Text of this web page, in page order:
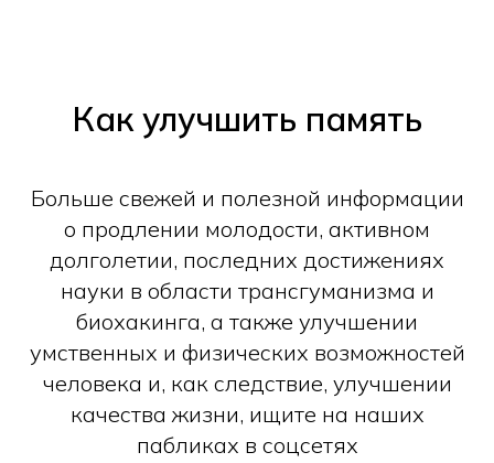
Как улучшить память
Больше свежей и полезной информации
о продлении молодости, активном
долголетии, последних достижениях
науки в области трансгуманизма и
биохакинга, а также улучшении
умственных и физических возможностей
человека и, как следствие, улучшении
качества жизни, ищите на наших
пабликах в соцсетях